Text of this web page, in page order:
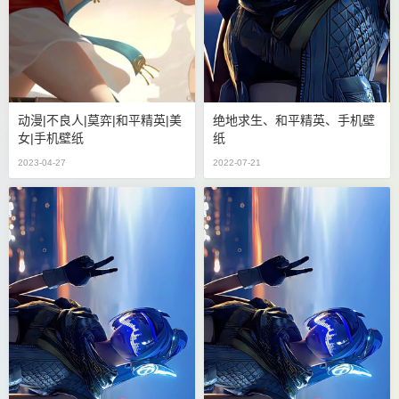
动漫|不良人|莫弈|和平精英|美
女|手机壁纸
2023-04-27
绝地求生、和平精英、手机壁
纸
2022-07-21